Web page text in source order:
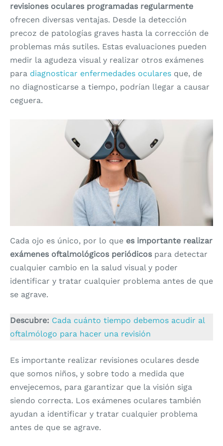
revisiones oculares programadas regularmente
ofrecen diversas ventajas. Desde la detección
precoz de patologías graves hasta la corrección de
problemas más sutiles. Estas evaluaciones pueden
medir la agudeza visual y realizar otros exámenes
para diagnosticar enfermedades oculares que, de
no diagnosticarse a tiempo, podrían llegar a causar
ceguera.
Cada ojo es único, por lo que es importante realizar
exámenes oftalmológicos periódicospara detectar
cualquier cambio en la salud visual y poder
identificar y tratar cualquier problema antes de que
se agrave.
Descubre: Cada cuánto tiempo debemos acudir al
oftalmólogo para hacer una revisión
Es importante realizar revisiones oculares desde
que somos niños, y sobre todo a medida que
envejecemos, para garantizar que la visión siga
siendo correcta. Los exámenes oculares también
ayudan a identificar y tratar cualquier problema
antes de que se agrave.